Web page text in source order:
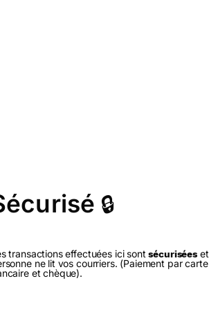
🔒
transactions effectuées ici sontsécuriséeset
ne lit vos courriers. (Paiement par carte
et chèque).